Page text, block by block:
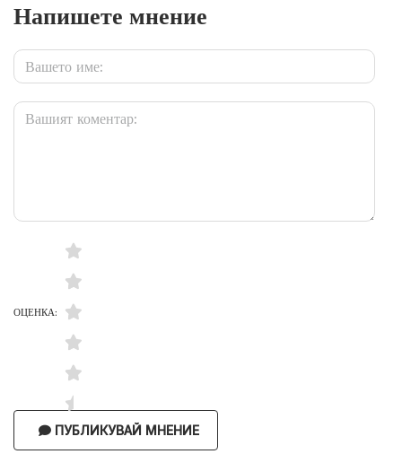
Напишете мнение
ОЦЕНКА:
ПУБЛИКУВАЙ МНЕНИЕ